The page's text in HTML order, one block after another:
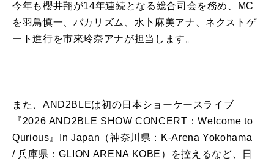
今年も櫻井翔が14年連続となる総合司会を務め、MC
を羽鳥慎一、バカリズム、水卜麻美アナ、ネクストゲ
ート進行を市來玲奈アナが担当します。
また、AND2BLEは初の日本ショーケースライブ
『2026 AND2BLE SHOW CONCERT：Welcome to
Qurious』In Japan（神奈川県：K-Arena Yokohama
/ 兵庫県：GLION ARENA KOBE）を控えるなど、日